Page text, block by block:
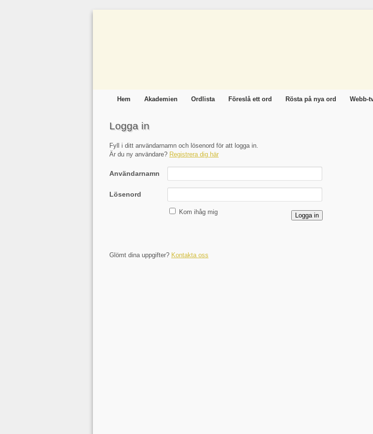
Hem Akademien Ordlista Föreslå ett ord Rösta på nya ord Webb-
Logga in
Fyll i ditt användarnamn och lösenord för att logga in.
Är du ny användare? Registrera dig här
Användarnamn
Lösenord
Kom ihåg mig
Glömt dina uppgifter? Kontakta oss